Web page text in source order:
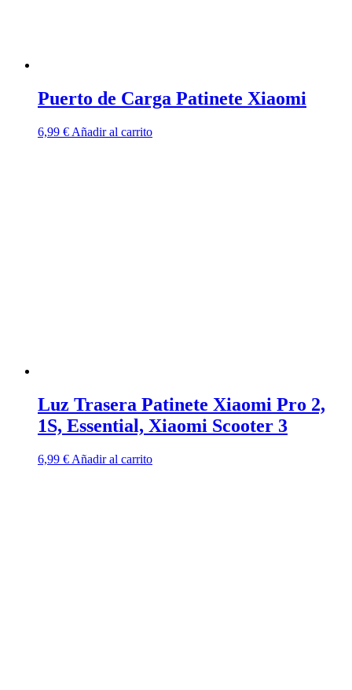
Puerto de Carga Patinete Xiaomi
6,99 € Añadir al carrito
Luz Trasera Patinete Xiaomi Pro 2,
1S, Essential, Xiaomi Scooter 3
6,99 € Añadir al carrito